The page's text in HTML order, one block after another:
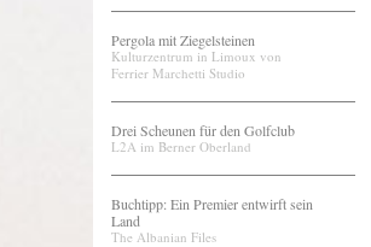
Pergola mit Ziegelsteinen
Kulturzentrum in Limoux von
Ferrier Marchetti Studio
Drei Scheunen für den Golfclub
L2A im Berner Oberland
Buchtipp: Ein Premier entwirft sein
Land
The Albanian Files